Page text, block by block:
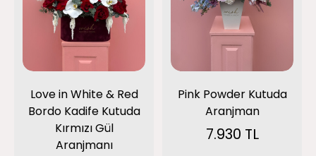
Love in White & Red
Bordo Kadife Kutuda
Kırmızı Gül
Aranjmanı
Pink Powder Kutuda
Aranjman
7.930 TL